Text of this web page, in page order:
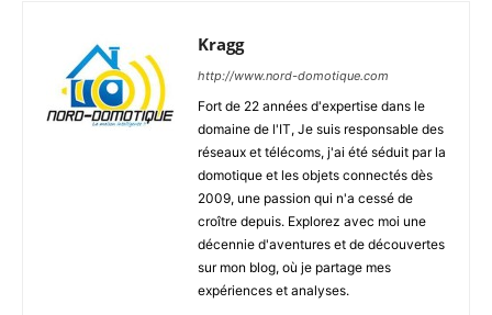
Kragg
http://www.nord-domotique.com
Fort de 22 années d'expertise dans le
domaine de l'IT, Je suis responsable des
réseaux et télécoms, j'ai été séduit par la
domotique et les objets connectés dès
2009, une passion qui n'a cessé de
croître depuis. Explorez avec moi une
décennie d'aventures et de découvertes
sur mon blog, où je partage mes
expériences et analyses.